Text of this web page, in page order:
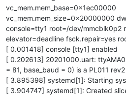
vc_mem.mem_base=0x1ec00000
vc_mem.mem_size=0x20000000
console=tty1 root=/dev/mmcblk0p2
elevator=deadline fsck.repair=yes
[ 0.001418] console [tty1] enabled
[ 0.202613] 20201000.uart:
= 81, base_baud = 0) is a PL011 rev2
[ 3.895398] systemd[1]: Starting
[ 3.904747] systemd[1]: Created